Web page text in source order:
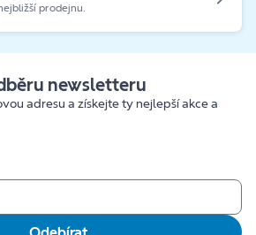
prodejnu.
newsletteru
adresu a získejte ty nejlepší akce a